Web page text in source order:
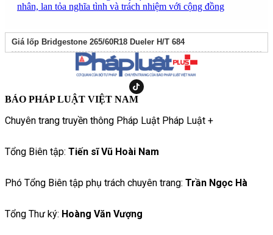
nhân, lan tỏa nghĩa tình và trách nhiệm với cộng đồng
Giá lốp Bridgestone 265/60R18 Dueler H/T 684
BÁO PHÁP LUẬT VIỆT NAM
Chuyên trang truyền thông Pháp Luật Pháp Luật +
Tổng Biên tập: Tiến sĩ Vũ Hoài Nam
Phó Tổng Biên tập phụ trách chuyên trang: Trần Ngọc Hà
Tổng Thư ký: Hoàng Văn Vượng